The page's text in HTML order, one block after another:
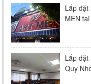
Micro Bosch
Liên hệ
Lắp đặt
MEN
Lắp đặt
Quy